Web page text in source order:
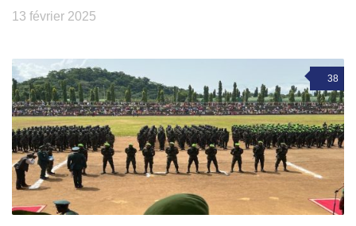
13 février 2025
38